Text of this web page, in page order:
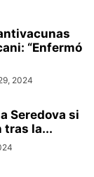
“Enfermó
2024
Seredova si
tras la...